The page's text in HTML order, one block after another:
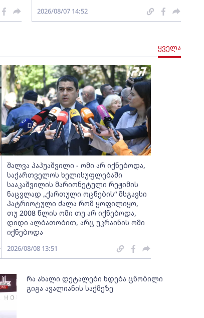
2026/08/07 14:52
ყველა
შალვა პაპუაშვილი - ომი არ იქნებოდა,
საქართველოს ხელისუფლებაში
სააკაშვილის მარიონეტული რეჟიმის
ნაცვლად „ქართული ოცნების“ მსგავსი
პატრიოტული ძალა რომ ყოფილიყო,
თუ 2008 წლის ომი თუ არ იქნებოდა,
დიდი ალბათობით, არც უკრაინის ომი
იქნებოდა
2026/08/08 13:51
რა ახალი დეტალები ხდება ცნობილი
გიგა ავალიანის საქმეზე